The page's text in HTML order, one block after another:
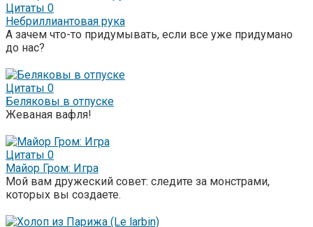
Цитаты 0
Небриллиантовая рука
А зачем что-то придумывать, если все уже придумано
до нас?
Цитаты 0
Беляковы в отпуске
Жеваная вафля!
Цитаты 0
Майор Гром: Игра
Мой вам дружеский совет: следите за монстрами,
которых вы создаете.